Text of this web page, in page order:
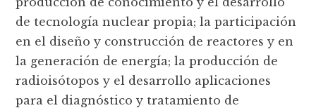
de tecnología nuclear propia; la participación
en el diseño y construcción de reactores y en
la generación de energía; la producción de
radioisótopos y el desarrollo aplicaciones
para el diagnóstico y tratamiento de